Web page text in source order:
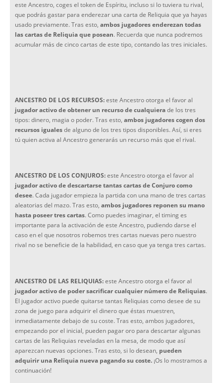
este Ancestro, coges el token de Espíritu, incluso si lo tuviera tu rival,
que podrás gastar para enderezar una carta de Reliquia que ya hayas
usado previamente. Tras esto, ambos jugadores enderezan todas
las cartas de Reliquia que posean. Recuerda que nunca podremos
acumular más de cinco cartas de este tipo, contando las tres iniciales.
ANCESTRO DE LOS RECURSOS:este Ancestro otorga el favor al
jugador activo de obtener un recurso de cualquierade los tres
tipos: dinero, magia o poder. Tras esto, ambos jugadores cogen dos
recursos igualesde alguno de los tres tipos disponibles. Así, si eres
tú quien activa al Ancestro generarás un recurso más que el rival.
ANCESTRO DE LOS CONJUROS:este Ancestro otorga el favor al
jugador activo de descartarse tantas cartas de Conjuro como
desee. Cada jugador empieza la partida con una mano de tres cartas
aleatorias del mazo. Tras esto, ambos jugadores reponen su mano
hasta poseer tres cartas. Como puedes imaginar, el timing es
importante para la activación de este Ancestro, pudiendo darse el
caso en el que nosotros robemos tres cartas nuevas pero nuestro
rival no se beneficie de la habilidad, en caso que ya tenga tres cartas.
ANCESTRO DE LAS RELIQUIAS:este Ancestro otorga el favor al
jugador activo de poder sacrificar cualquier número de Reliquias.
El jugador activo puede quitarse tantas Reliquias como desee de su
zona de juego para adquirir el dinero que éstas muestren,
inmediatamente debajo de su coste. Tras esto, ambos jugadores,
empezando por el inicial, pueden pagar oro para descartar algunas
cartas de las Reliquias reveladas en la mesa, de modo que así
aparezcan nuevas opciones. Tras esto, si lo desean, pueden
adquirir una Reliquia nueva pagando su coste. ¡Os lo mostramos a
continuación!